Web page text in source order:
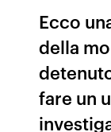
Ecco
della
fare un